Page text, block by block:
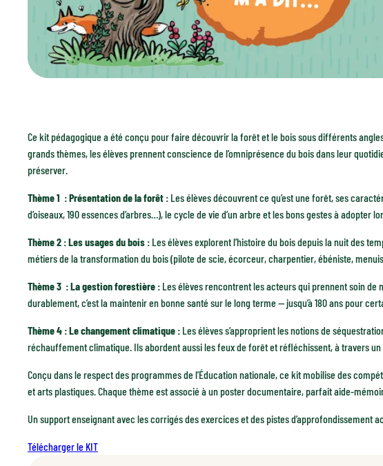
Ce kit pédagogique a été conçu pour faire découvrir la forêt et le bois sous différents
grands thèmes, les élèves prennent conscience de l’omniprésence du bois dans leur
préserver.
Thème 1 : Présentation de la forêt : Les élèves découvrent ce qu’est une forêt, ses
d’oiseaux, 190 essences d’arbres…), le cycle de vie d’un arbre et les bons gestes à adopter
Thème 2 : Les usages du bois : Les élèves explorent l’histoire du bois depuis la nuit des
métiers de la transformation du bois (pilote de scie, écorceur, charpentier, ébéniste,
Thème 3 : La gestion forestière : Les élèves rencontrent les acteurs qui prennent soin
durablement, c’est la maintenir en bonne santé sur le long terme — jusqu’à 180 ans pour
Thème 4 : Le changement climatique : Les élèves s’approprient les notions de
réchauffement climatique. Ils abordent aussi les feux de forêt et réfléchissent, à travers
Conçu dans le respect des programmes de l’Éducation nationale, ce kit mobilise des
et arts plastiques. Chaque thème est associé à un poster documentaire, parfait aide-
Un support enseignant avec les corrigés des exercices et des pistes d’approfondissement
Télécharger le KIT